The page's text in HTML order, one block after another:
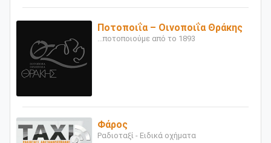
Ποτοποιΐα – Οινοποιΐα Θράκης
...ποτοποιούμε από το 1893
Φάρος
Ραδιοταξί - Ειδικά οχήματα